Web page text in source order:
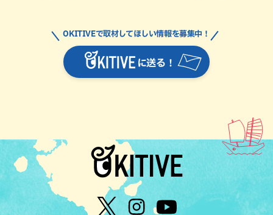
に送る！
OKITIVEで取材してほしい情報を募集中！